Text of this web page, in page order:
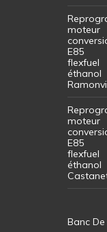
moteur
E85
flexfuel
éthanol
moteur
E85
flexfuel
éthanol
Banc